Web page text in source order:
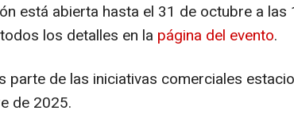
está abierta hasta el 31 de octubre a las
los detalles en la página del evento.
parte de las iniciativas comerciales
de 2025.